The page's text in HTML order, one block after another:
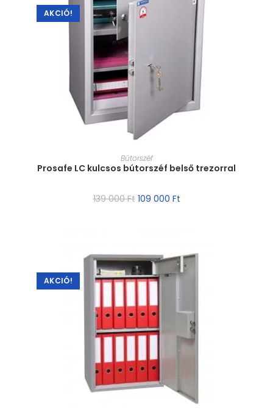
AKCIÓ!
MÉRET VÁLASZTÁSA
Bútorszéf
Prosafe LC kulcsos bútorszéf belső trezorral
139 000Ft 109 000 Ft
AKCIÓ!